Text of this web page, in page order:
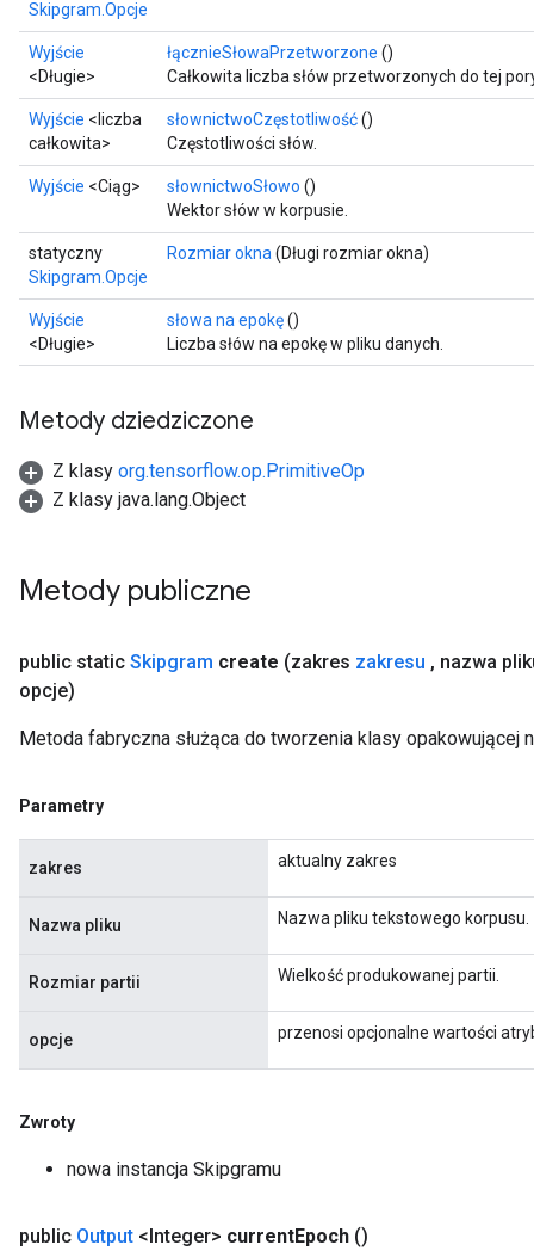
Skipgram.Opcje
Wyjście
<Długie>
łącznieSłowaPrzetworzone ()
Całkowita liczba słów przetworzonych do tej
Wyjście <liczba
całkowita>
słownictwoCzęstotliwość()
Częstotliwości słów.
Wyjście <Ciąg> słownictwoSłowo ()
Wektor słów w korpusie.
statyczny
Skipgram.Opcje
Rozmiar okna (Długi rozmiar okna)
Wyjście
<Długie>
słowa na epokę()
Liczba słów na epokę w pliku danych.
Metody dziedziczone
Z klasy org.tensorflow.op.PrimitiveOp
Z klasy java.lang.Object
Metody publiczne
public static Skipgram create (zakres zakresu , nazwa
opcje)
Metoda fabryczna służąca do tworzenia klasy opakowującej
Parametry
zakres aktualny zakres
Nazwa pliku Nazwa pliku tekstowego korpusu.
Rozmiar partii Wielkość produkowanej partii.
opcje przenosi opcjonalne wartości
Zwroty
nowa instancja Skipgramu
public Output <Integer> currentEpoch ()